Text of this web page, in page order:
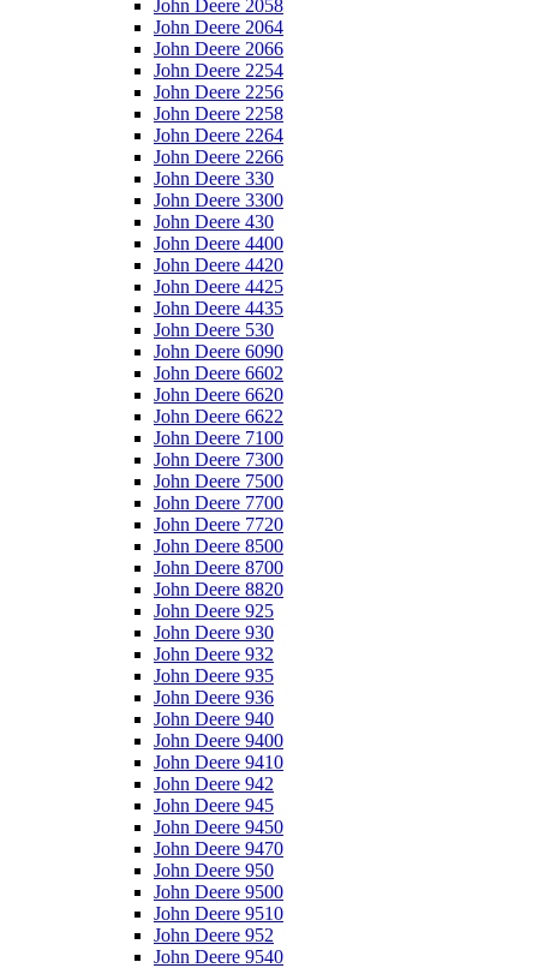
John Deere 2058
John Deere 2064
John Deere 2066
John Deere 2254
John Deere 2256
John Deere 2258
John Deere 2264
John Deere 2266
John Deere 330
John Deere 3300
John Deere 430
John Deere 4400
John Deere 4420
John Deere 4425
John Deere 4435
John Deere 530
John Deere 6090
John Deere 6602
John Deere 6620
John Deere 6622
John Deere 7100
John Deere 7300
John Deere 7500
John Deere 7700
John Deere 7720
John Deere 8500
John Deere 8700
John Deere 8820
John Deere 925
John Deere 930
John Deere 932
John Deere 935
John Deere 936
John Deere 940
John Deere 9400
John Deere 9410
John Deere 942
John Deere 945
John Deere 9450
John Deere 9470
John Deere 950
John Deere 9500
John Deere 9510
John Deere 952
John Deere 9540